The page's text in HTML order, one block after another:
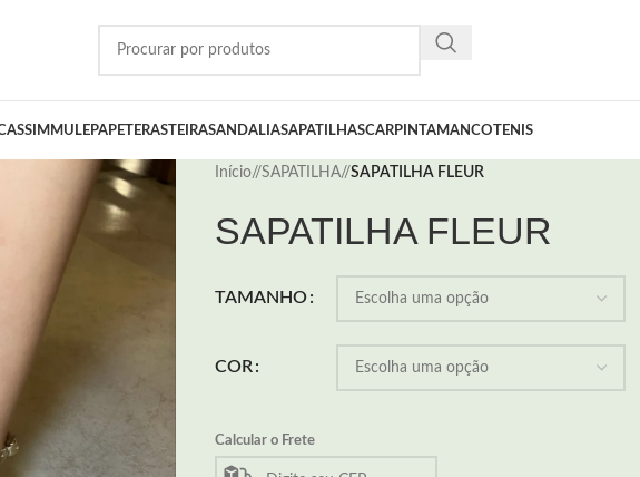
MULEPAPETERASTEIRASANDALIASAPATILHASCARPINTAMANCOTENIS
Início/ SAPATILHA/ SAPATILHA FLEUR
SAPATILHA FLEUR
TAMANHO
COR
Calcular o Frete